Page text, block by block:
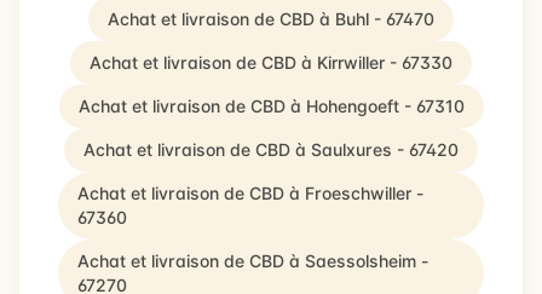
Achat et livraison de CBD à Buhl - 67470
Achat et livraison de CBD à Kirrwiller - 67330
Achat et livraison de CBD à Hohengoeft - 67310
Achat et livraison de CBD à Saulxures - 67420
Achat et livraison de CBD à Froeschwiller -
67360
Achat et livraison de CBD à Saessolsheim -
67270